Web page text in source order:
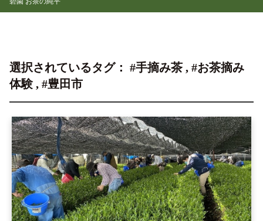
選択されているタグ： #手摘み茶 , #お茶摘み
体験 , #豊田市